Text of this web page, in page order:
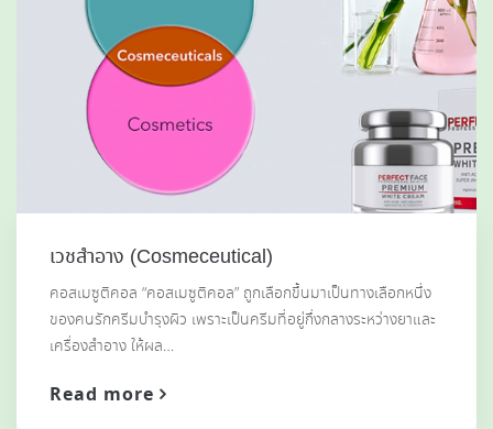
เวชสำอาง (Cosmeceutical)
คอสเมซูติคอล “คอสเมซูติคอล” ถูกเลือกขึ้นมาเป็นทางเลือกหนึ่ง
ของคนรักครีมบำรุงผิว เพราะเป็นครีมที่อยู่กึ่งกลางระหว่างยาและ
เครื่องสำอาง ให้ผล…
Read more